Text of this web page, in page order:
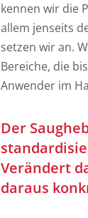
kennen wir die
allem jenseits
setzen wir an.
Bereiche, die
Anwender im
Der
Verändert
daraus